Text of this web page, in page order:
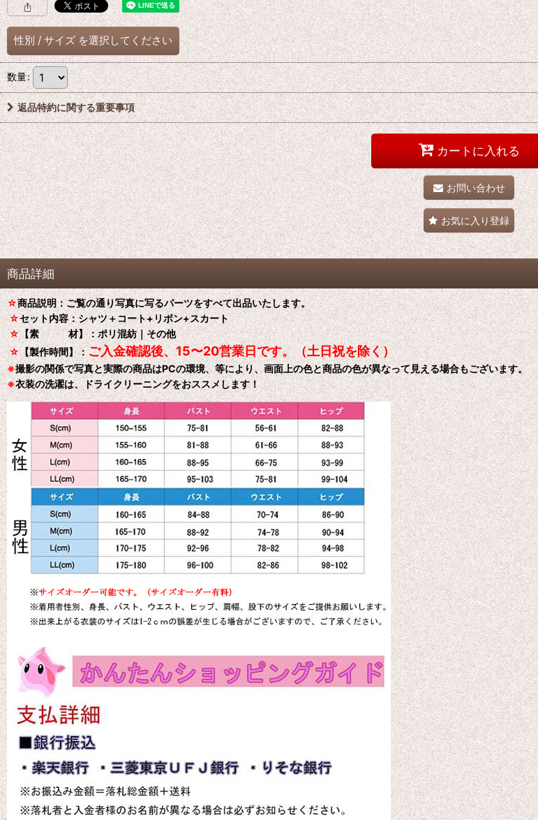
性別 / サイズ を選択してください
数量:
返品特約に関する重要事項
カートに入れる
お問い合わせ
お気に入り登録
商品詳細
☆商品説明：ご覧の通り写真に写るパーツをすべて出品いたします。
☆セット内容：シャツ＋コート+リボン+スカート
☆【素 材】：ポリ混紡｜その他
☆【製作時間】： ご入金確認後、15〜20営業日です。（土日祝を除く）
※撮影の関係で写真と実際の商品はPCの環境、等により、画面上の色と商品の色が異なって見える場合もございます。
※衣装の洗濯は、ドライクリーニングをおススメします！